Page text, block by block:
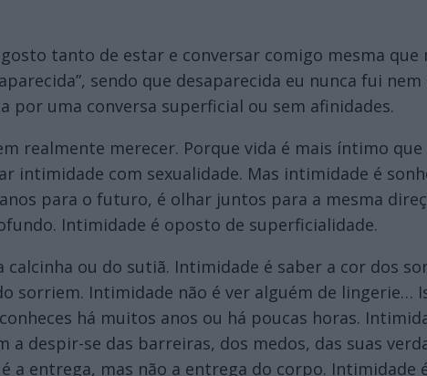
tanto de estar e conversar comigo mesma
sendo que desaparecida eu nunca fui
por uma conversa superficial ou sem afinidades.
realmente merecer. Porque vida é mais íntimo
intimidade com sexualidade. Mas intimidade é
para o futuro, é olhar juntos para a mesma
Intimidade é oposto de superficialidade.
ou do sutiã. Intimidade é saber a cor dos
sorriem. Intimidade não é ver alguém de lingerie…
há muitos anos ou há poucas horas.
a despir-se das barreiras, dos medos, das suas
a entrega, mas não a entrega do corpo. Intimidade